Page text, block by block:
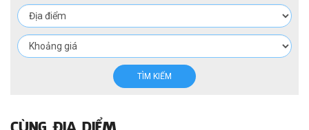
TÌM KIẾM
CÙNG ĐỊA DIỂM